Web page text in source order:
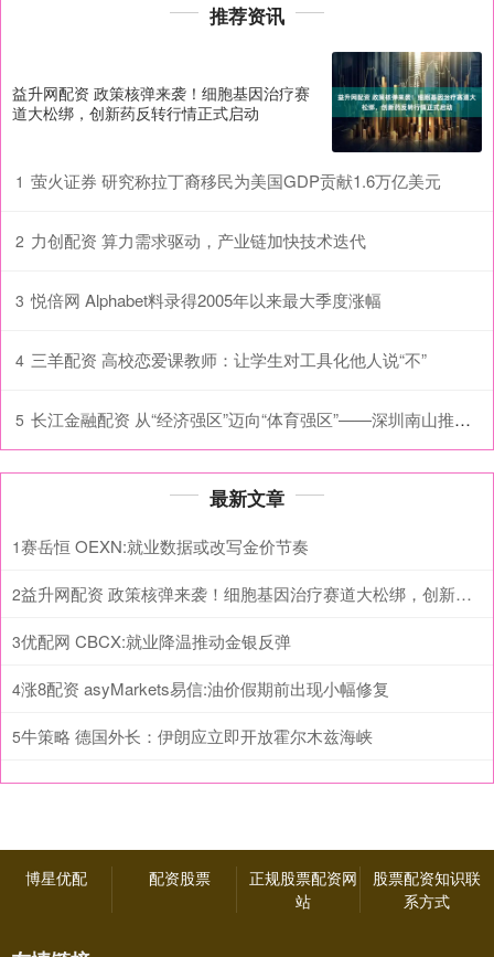
推荐资讯
益升网配资 政策核弹来袭！细胞基因治疗赛
道大松绑，创新药反转行情正式启动
1 萤火证券 研究称拉丁裔移民为美国GDP贡献1.6万亿美元
2 力创配资 算力需求驱动，产业链加快技术迭代
3 悦倍网 Alphabet料录得2005年以来最大季度涨幅
4 三羊配资 高校恋爱课教师：让学生对工具化他人说“不”
5 长江金融配资 从“经济强区”迈向“体育强区”——深圳南山推动体育事业高质量发展观察
最新文章
1赛岳恒 OEXN:就业数据或改写金价节奏
2 益升网配资 政策核弹来袭！细胞基因治疗赛道大松绑，创新药反转行情正式启动
3优配网 CBCX:就业降温推动金银反弹
4涨8配资 asyMarkets易信:油价假期前出现小幅修复
5牛策略 德国外长：伊朗应立即开放霍尔木兹海峡
博星优配 配资股票
正规股票配资网
站
股票配资知识联
系方式